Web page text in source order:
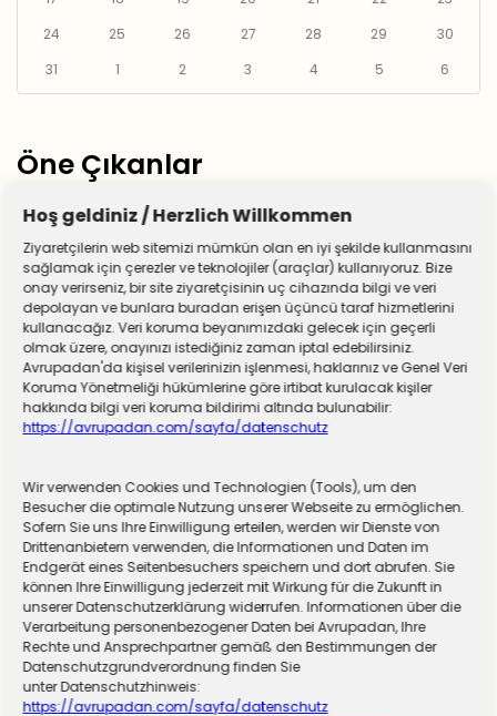
24
25 26 27 28 29
30
31
1 2 3 4 5 6
Öne Çıkanlar
Almanya zorunlu askerliğe hazırlanıyor! Sivil
hizmet için düğmeye basıldı
Hoş geldiniz / Herzlich Willkommen
Ziyaretçilerin web sitemizi mümkün olan en iyi şekilde kullanmasını
sağlamak için çerezler ve teknolojiler (araçlar) kullanıyoruz. Bize
onay verirseniz, bir site ziyaretçisinin uç cihazında bilgi ve veri
depolayan ve bunlara buradan erişen üçüncü taraf hizmetlerini
kullanacağız. Veri koruma beyanımızdaki gelecek için geçerli
olmak üzere, onayınızı istediğiniz zaman iptal edebilirsiniz.
Avrupadan'da kişisel verilerinizin işlenmesi, haklarınız ve Genel Veri
Koruma Yönetmeliği hükümlerine göre irtibat kurulacak kişiler
hakkında bilgi veri koruma bildirimi altında bulunabilir:
https://avrupadan.com/sayfa/datenschutz
Wir verwenden Cookies und Technologien (Tools), um den
Besucher die optimale Nutzung unserer Webseite zu ermöglichen.
Sofern Sie uns Ihre Einwilligung erteilen, werden wir Dienste von
Drittenanbietern verwenden, die Informationen und Daten im
Endgerät eines Seitenbesuchers speichern und dort abrufen. Sie
können Ihre Einwilligung jederzeit mit Wirkung für die Zukunft in
unserer Datenschutzerklärung widerrufen. Informationen über die
Verarbeitung personenbezogener Daten bei Avrupadan, Ihre
Rechte und Ansprechpartner gemäß den Bestimmungen der
Datenschutzgrundverordnung finden Sie
unter Datenschutzhinweis:
https://avrupadan.com/sayfa/datenschutz